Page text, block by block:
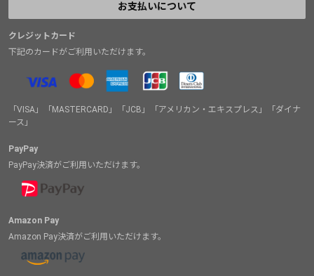
お支払いについて
クレジットカード
下記のカードがご利用いただけます。
「VISA」「MASTERCARD」「JCB」「アメリカン・エキスプレス」「ダイナ
ース」
PayPay
PayPay決済がご利用いただけます。
Amazon Pay
Amazon Pay決済がご利用いただけます。